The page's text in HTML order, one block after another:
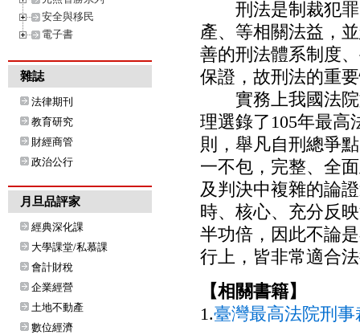
安全與移民
電子書
雜誌
法律期刊
教育研究
財經商管
政治公行
月旦品評家
經典深化課
大學課堂/私慕課
會計財稅
企業經營
土地不動產
數位經濟
刑法是制裁犯罪
產、等相關法益，
善的刑法體系制度
保證，故刑法的重
實務上我國法院
理選錄了105年最高
則，舉凡自刑總爭
一不包，完整、全
及判決中複雜的論
時、核心、充分反
半功倍，因此不論
行上，皆非常適合
【相關書籍】
1.臺灣最高法院刑